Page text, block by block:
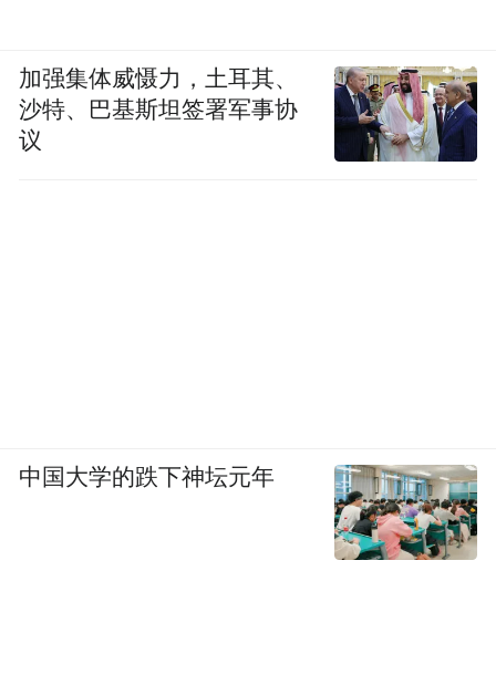
加强集体威慑力，土耳其、
沙特、巴基斯坦签署军事协
议
中国大学的跌下神坛元年